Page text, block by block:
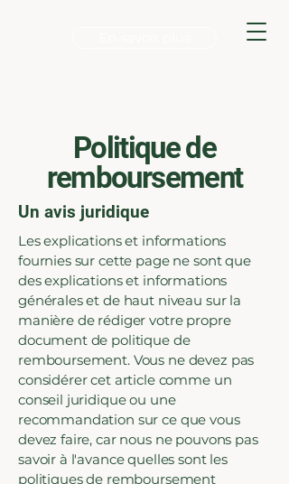
Politique de
remboursement
Un avis juridique
Les explications et informations
fournies sur cette page ne sont que
des explications et informations
générales et de haut niveau sur la
manière de rédiger votre propre
document de politique de
remboursement. Vous ne devez pas
considérer cet article comme un
conseil juridique ou une
recommandation sur ce que vous
devez faire, car nous ne pouvons pas
savoir à l'avance quelles sont les
politiques de remboursement